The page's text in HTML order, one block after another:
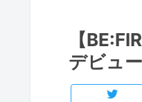
【
デビュ